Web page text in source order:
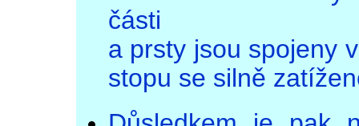
části
a prsty jsou spojeny
stopu se silně